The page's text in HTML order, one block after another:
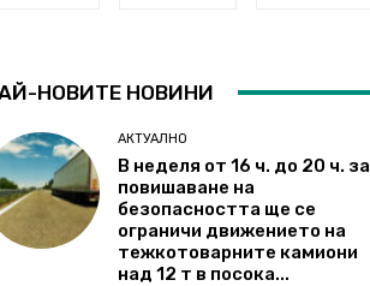
НОВИТЕ НОВИНИ
АКТУАЛНО
В неделя от 16 ч. до 20 ч. за
повишаване на
безопасността ще се
ограничи движението на
тежкотоварните камиони
над 12 т в посока...